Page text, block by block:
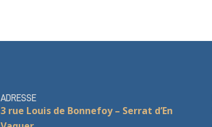
ADRESSE
3 rue Louis de Bonnefoy – Serrat d’En